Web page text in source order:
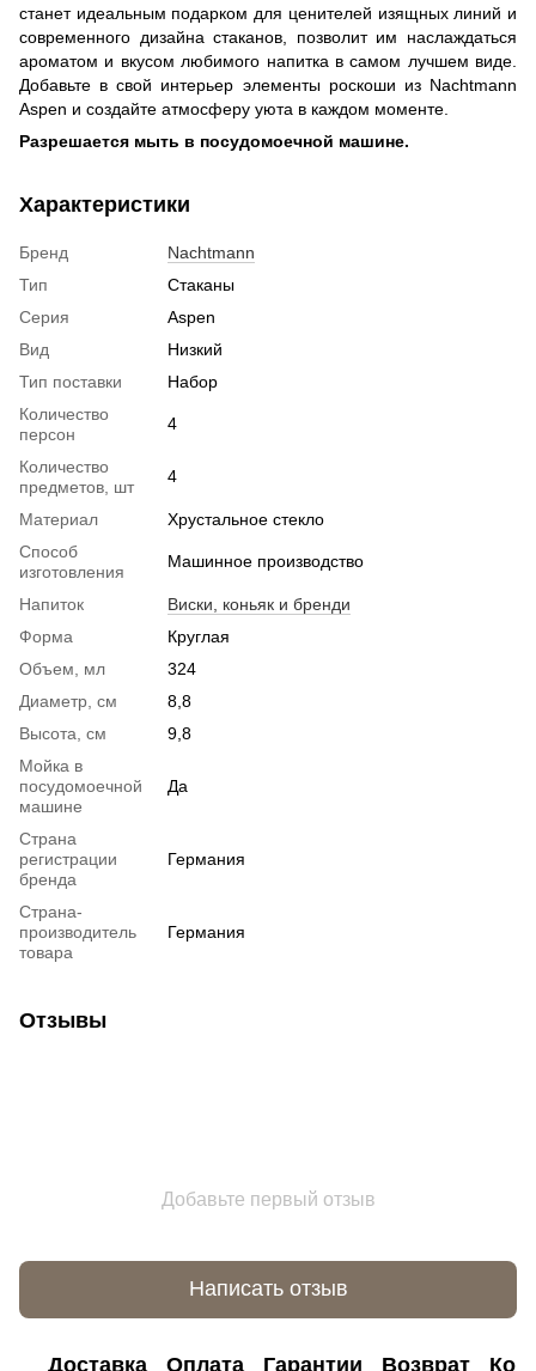
станет идеальным подарком для ценителей изящных линий и
современного дизайна стаканов, позволит им наслаждаться
ароматом и вкусом любимого напитка в самом лучшем виде.
Добавьте в свой интерьер элементы роскоши из Nachtmann
Aspen и создайте атмосферу уюта в каждом моменте.
Разрешается мыть в посудомоечной машине.
Характеристики
Бренд
Nachtmann
Тип
Стаканы
Серия
Aspen
Вид
Низкий
Тип поставки
Набор
Количество
персон
4
Количество
предметов, шт
4
Материал
Хрустальное стекло
Способ
изготовления
Машинное производство
Напиток
Виски, коньяк и бренди
Форма
Круглая
Объем, мл
324
Диаметр, см
8,8
Высота, см
9,8
Мойка в
посудомоечной
машине
Да
Страна
регистрации
бренда
Германия
Страна-
производитель
товара
Германия
Отзывы
Добавьте первый отзыв
Написать отзыв
Доставка Оплата Гарантии Возврат